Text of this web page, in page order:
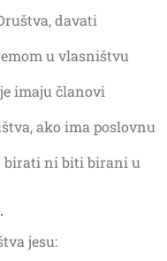
davati
u vlasništvu
imaju članovi
ako ima poslovnu
birati ni biti birani u
jesu: